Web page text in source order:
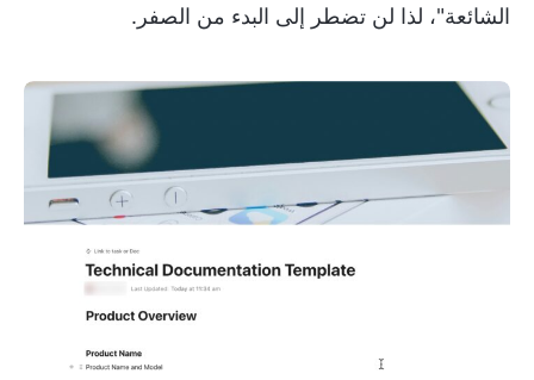
الشائعة"، لذا لن تضطر إلى البدء من الصفر.